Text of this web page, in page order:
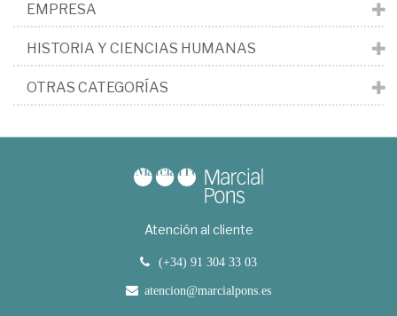
EMPRESA
HISTORIA Y CIENCIAS HUMANAS
OTRAS CATEGORÍAS
Atención al cliente
(+34) 91 304 33 03
atencion@marcialpons.es